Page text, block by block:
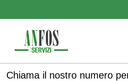
Chiama il nostro numero